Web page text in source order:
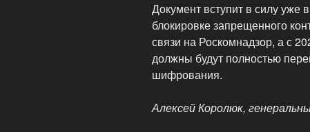
Документ вступит в силу уже
блокировке запрещенного
связи на Роскомнадзор, а с
должны будут полностью
шифрования.
Алексей Королюк,